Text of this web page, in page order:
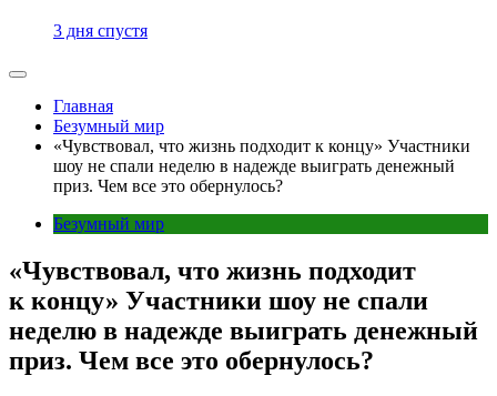
3 дня спустя
Главная
Безумный мир
«Чувствовал, что жизнь подходит к концу» Участники
шоу не спали неделю в надежде выиграть денежный
приз. Чем все это обернулось?
Безумный мир
«Чувствовал, что жизнь подходит
к концу» Участники шоу не спали
неделю в надежде выиграть денежный
приз. Чем все это обернулось?